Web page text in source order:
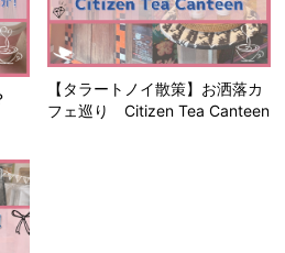
【タラートノイ散策】お洒落カ
フェ巡り Citizen Tea Canteen